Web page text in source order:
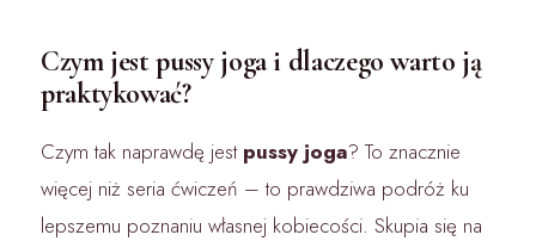
Czym jest pussy joga i dlaczego warto ją
praktykować?
Czym tak naprawdę jest pussy joga? To znacznie
więcej niż seria ćwiczeń – to prawdziwa podróż ku
lepszemu poznaniu własnej kobiecości. Skupia się na